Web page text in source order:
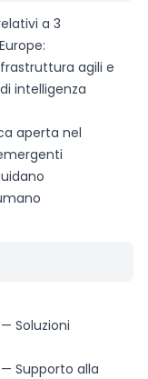
a 3
agili e
intelligenza
aperta nel
— Soluzioni
— Supporto alla